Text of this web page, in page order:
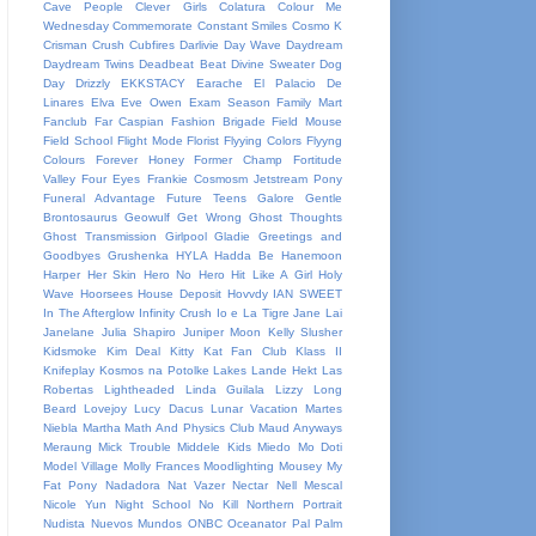
Cave People
Clever Girls Colatura
Colour Me
Wednesday Commemorate Constant Smiles Cosmo K
Crisman Crush Cubfires Darlivie Day Wave Daydream
Daydream Twins Deadbeat Beat Divine Sweater Dog
Day
Drizzly EKKSTACY Earache
El Palacio De
Linares Elva Eve Owen Exam Season Family Mart
Fanclub
Far Caspian Fashion Brigade Field Mouse
Field School Flight Mode Florist Flyying Colors Flyyng
Colours
Forever Honey Former Champ
Fortitude
Valley Four Eyes Frankie Cosmosm Jetstream Pony
Funeral Advantage
Future Teens Galore
Gentle
Brontosaurus Geowulf Get Wrong
Ghost Thoughts
Ghost Transmission
Girlpool Gladie
Greetings and
Goodbyes Grushenka HYLA Hadda Be
Hanemoon
Harper Her Skin Hero No Hero Hit Like A Girl Holy
Wave Hoorsees House Deposit Hovvdy IAN SWEET
In The Afterglow Infinity Crush Io e La Tigre Jane Lai
Janelane
Julia Shapiro Juniper Moon
Kelly Slusher
Kidsmoke
Kim Deal Kitty Kat Fan Club
Klass II
Knifeplay Kosmos na Potolke Lakes Lande Hekt Las
Robertas
Lightheaded Linda Guilala Lizzy
Long
Beard
Lovejoy Lucy Dacus Lunar Vacation
Martes
Niebla Martha Math And Physics Club Maud Anyways
Meraung Mick Trouble Middele Kids Miedo
Mo Doti
Model Village Molly Frances Moodlighting Mousey My
Fat Pony
Nadadora Nat Vazer Nectar Nell Mescal
Nicole Yun
Night School No Kill
Northern Portrait
Nudista Nuevos Mundos ONBC Oceanator Pal Palm